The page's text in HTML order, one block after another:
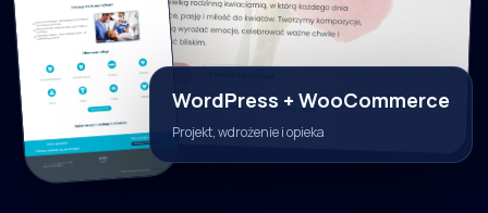
WordPress + WooCommerce
Projekt, wdrożenie i opieka